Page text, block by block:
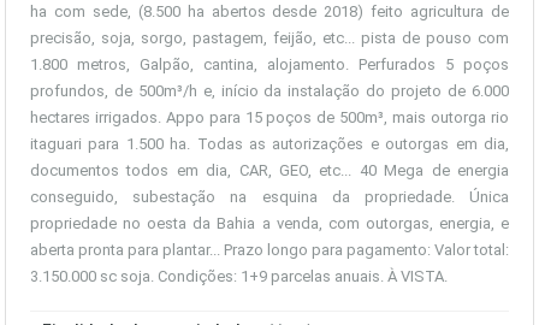
ha com sede, (8.500 ha abertos desde 2018) feito agricultura de
precisão, soja, sorgo, pastagem, feijão, etc... pista de pouso com
1.800 metros, Galpão, cantina, alojamento. Perfurados 5 poços
profundos, de 500m³/h e, início da instalação do projeto de 6.000
hectares irrigados. Appo para 15 poços de 500m³, mais outorga rio
itaguari para 1.500 ha. Todas as autorizações e outorgas em dia,
documentos todos em dia, CAR, GEO, etc... 40 Mega de energia
conseguido, subestação na esquina da propriedade. Única
propriedade no oesta da Bahia a venda, com outorgas, energia, e
aberta pronta para plantar... Prazo longo para pagamento: Valor total:
3.150.000 sc soja. Condições: 1+9 parcelas anuais. À VISTA.